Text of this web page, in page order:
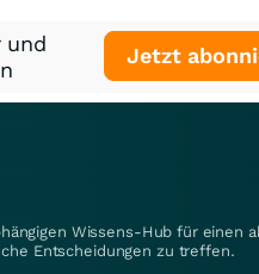
und
Jetzt
Wissens-Hub für einen
Entscheidungen zu treffen.